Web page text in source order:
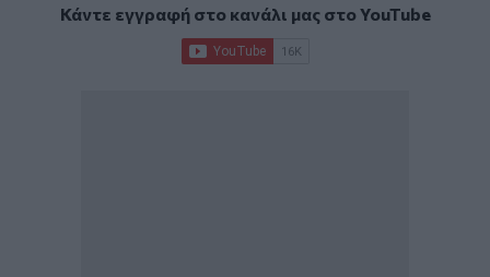
Κάντε εγγραφή στο κανάλι μας στοYouTube